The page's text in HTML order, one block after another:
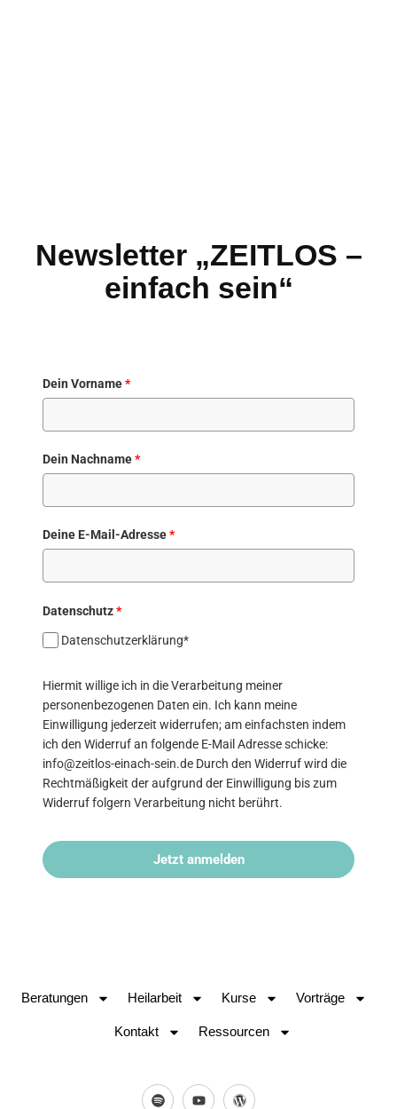
Newsletter „ZEITLOS –
einfach sein“
Dein Vorname*
Dein Nachname*
Deine E-Mail-Adresse*
Datenschutz*
Datenschutzerklärung*
Hiermit willige ich in die Verarbeitung meiner
personenbezogenen Daten ein. Ich kann meine
Einwilligung jederzeit widerrufen; am einfachsten indem
ich den Widerruf an folgende E-Mail Adresse schicke:
info@zeitlos-einach-sein.de Durch den Widerruf wird die
Rechtmäßigkeit der aufgrund der Einwilligung bis zum
Widerruf folgern Verarbeitung nicht berührt.
Jetzt anmelden
Beratungen Heilarbeit Kurse Vorträge
Kontakt Ressourcen